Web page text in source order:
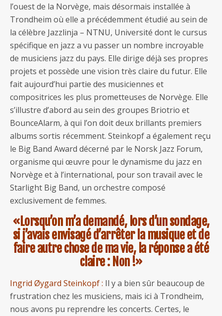
l’ouest de la Norvège, mais désormais installée à
Trondheim où elle a précédemment étudié au sein de
la célèbre Jazzlinja – NTNU, Université dont le cursus
spécifique en jazz a vu passer un nombre incroyable
de musiciens jazz du pays. Elle dirige déjà ses propres
projets et possède une vision très claire du futur. Elle
fait aujourd’hui partie des musiciennes et
compositrices les plus prometteuses de Norvège. Elle
s’illustre d’abord au sein des groupes Briotrio et
BounceAlarm, à qui l’on doit deux brillants premiers
albums sortis récemment. Steinkopf a également reçu
le Big Band Award décerné par le Norsk Jazz Forum,
organisme qui œuvre pour le dynamisme du jazz en
Norvège et à l’international, pour son travail avec le
Starlight Big Band, un orchestre composé
exclusivement de femmes.
«Lorsqu’on m’a demandé, lors d’un sondage,
si j’avais envisagé d’arrêter la musique et de
faire autre chose de ma vie, la réponse a été
claire : Non !»
Ingrid Øygard Steinkopf : Il y a bien sûr beaucoup de
frustration chez les musiciens, mais ici à Trondheim,
nous avons pu reprendre les concerts. Certes, le